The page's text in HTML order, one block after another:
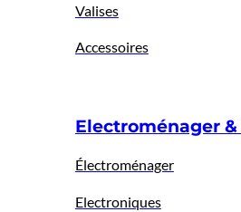
Valises
Accessoires
Electroménager
Électroménager
Electroniques